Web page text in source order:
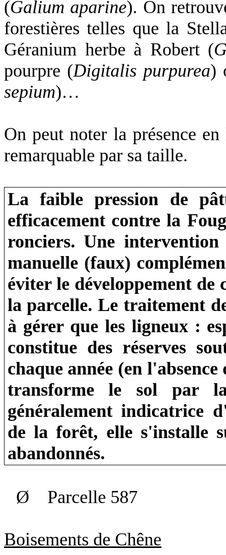
(Galium aparine). On
forestières telles quela
Géranium herbe à Robert (
pourpre (Digitalis purpurea)
sepium)…
On peut noter la présence
remarquable par sa taille.
La faible pression de
efficacement contrela
ronciers. Une intervention
manuelle (faux)
éviter le développement de
la parcelle. Le traitement
à gérer que les ligneux :
constitue des réserves
chaque année (en
transforme le sol par
généralement indicatrice
de la forêt, elle s'installe
abandonnés.
Ø Parcelle 587
Boisements de Chêne